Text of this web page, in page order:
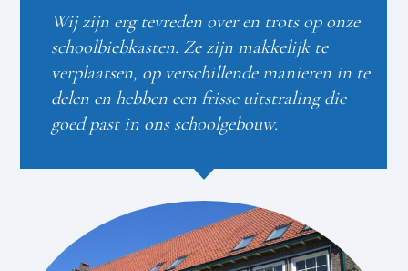
Wij zijn erg tevreden over en trots op onze
schoolbiebkasten. Ze zijn makkelijk te
verplaatsen, op verschillende manieren in te
delen en hebben een frisse uitstraling die
goed past in ons schoolgebouw.